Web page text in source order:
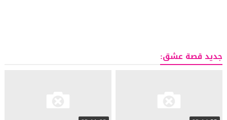
جديد قصة عشق: